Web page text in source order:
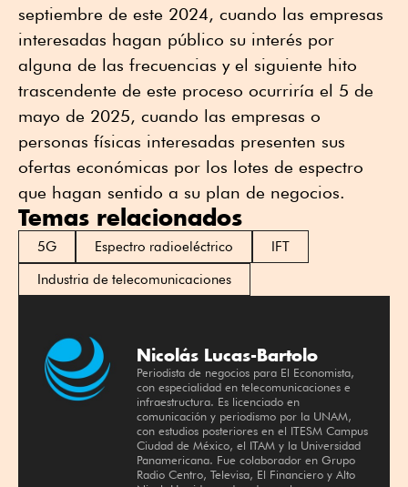
septiembre de este 2024, cuando las empresas
interesadas hagan público su interés por
alguna de las frecuencias y el siguiente hito
trascendente de este proceso ocurriría el 5 de
mayo de 2025, cuando las empresas o
personas físicas interesadas presenten sus
ofertas económicas por los lotes de espectro
que hagan sentido a su plan de negocios.
Temas relacionados
5G Espectro radioeléctrico
IFT
Industria de telecomunicaciones
Nicolás Lucas-Bartolo
Periodista de negocios para El Economista,
con especialidad en telecomunicaciones e
infraestructura. Es licenciado en
comunicación y periodismo por la UNAM,
con estudios posteriores en el ITESM Campus
Ciudad de México, el ITAM y la Universidad
Panamericana. Fue colaborador en Grupo
Radio Centro, Televisa, El Financiero y Alto